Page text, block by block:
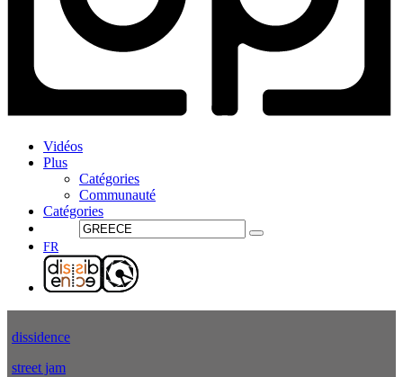
Vidéos
Plus
Catégories
Communauté
Catégories
FR
dissidence
street jam